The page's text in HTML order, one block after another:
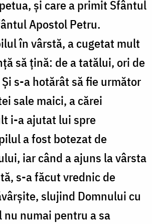
şi care a primit Sfântul
Apostol Petru.
în vârstă, a cugetat mult
să ţină: de a tatălui, ori de
s-a hotărât să fie următor
sale maici, a cărei
i-a ajutat lui spre
a fost botezat de
iar când a ajuns la vârsta
s-a făcut vrednic de
slujind Domnului cu
numai pentru a sa